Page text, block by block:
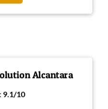
Alcantara
9.1/10